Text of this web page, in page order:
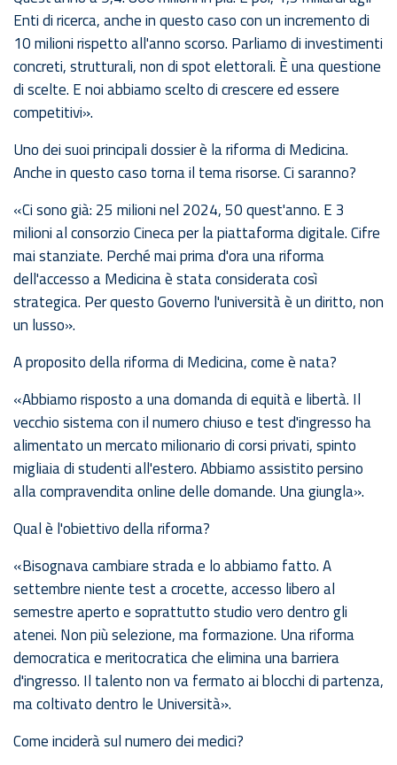
Enti di ricerca, anche in questo caso con un incremento di
10 milioni rispetto all'anno scorso. Parliamo di investimenti
concreti, strutturali, non di spot elettorali. È una questione
di scelte. E noi abbiamo scelto di crescere ed essere
competitivi».
Uno dei suoi principali dossier è la riforma di Medicina.
Anche in questo caso torna il tema risorse. Ci saranno?
«Ci sono già: 25 milioni nel 2024, 50 quest'anno. E 3
milioni al consorzio Cineca per la piattaforma digitale. Cifre
mai stanziate. Perché mai prima d'ora una riforma
dell'accesso a Medicina è stata considerata così
strategica. Per questo Governo l'università è un diritto, non
un lusso».
A proposito della riforma di Medicina, come è nata?
«Abbiamo risposto a una domanda di equità e libertà. Il
vecchio sistema con il numero chiuso e test d'ingresso ha
alimentato un mercato milionario di corsi privati, spinto
migliaia di studenti all'estero. Abbiamo assistito persino
alla compravendita online delle domande. Una giungla».
Qual è l'obiettivo della riforma?
«Bisognava cambiare strada e lo abbiamo fatto. A
settembre niente test a crocette, accesso libero al
semestre aperto e soprattutto studio vero dentro gli
atenei. Non più selezione, ma formazione. Una riforma
democratica e meritocratica che elimina una barriera
d'ingresso. Il talento non va fermato ai blocchi di partenza,
ma coltivato dentro le Università».
Come inciderà sul numero dei medici?